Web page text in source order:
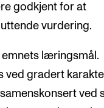
godkjent for at
vurdering.
læringsmål.
ved gradert
ved